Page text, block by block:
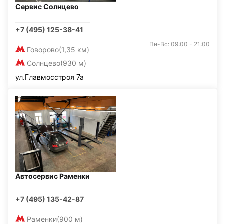
Сервис Солнцево
+7 (495) 125-38-41
Говорово(1,35 км)
Солнцево(930 м)
Пн-Вс: 09:00 - 21:00
ул.Главмосстроя 7а
Автосервис Раменки
+7 (495) 135-42-87
Раменки(900 м)